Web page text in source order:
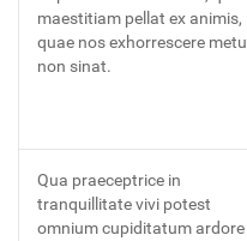
maestitiam pellat ex animis,
quae nos exhorrescere metu
non sinat.
Qua praeceptrice in
tranquillitate vivi potest
omnium cupiditatum ardore